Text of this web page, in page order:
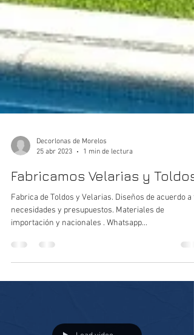
Decorlonas de Morelos
Fabricamos Velarias y Toldos
necesidades y presupuestos. Materiales de
importación y nacionales . Whatsapp...